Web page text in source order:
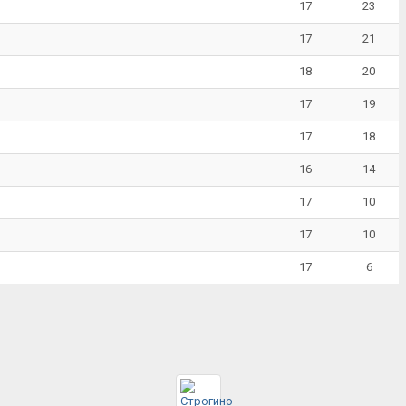
17 23
17 21
18 20
17 19
17 18
16 14
17 10
17 10
17 6